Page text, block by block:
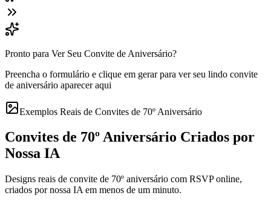
Pronto para Ver Seu Convite de Aniversário?
Preencha o formulário e clique em gerar para ver seu lindo convite
de aniversário aparecer aqui
Exemplos Reais de Convites de 70º Aniversário
Convites de 70º Aniversário Criados por
Nossa IA
Designs reais de convite de 70º aniversário com RSVP online,
criados por nossa IA em menos de um minuto.